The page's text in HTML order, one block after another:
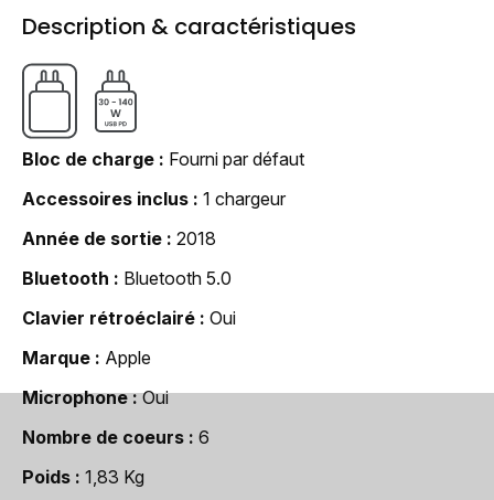
Description & caractéristiques
Bloc de charge
Fourni par défaut
Accessoires inclus
1 chargeur
Année de sortie
2018
Bluetooth
Bluetooth 5.0
Clavier rétroéclairé
Oui
Marque
Apple
Microphone
Oui
Nombre de coeurs
6
Poids
1,83 Kg